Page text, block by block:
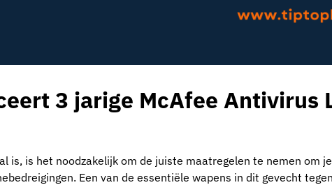
3 jarige McAfee Antivirus
is, is het noodzakelijk om de juiste maatregelen te nemen om
Een van de essentiële wapens in dit gevecht